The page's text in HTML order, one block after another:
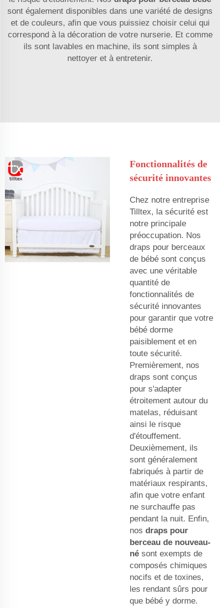
sont également disponibles dans une variété de designs
et de couleurs, afin que vous puissiez choisir celui qui
correspond à la décoration de votre nurserie. Et comme
ils sont lavables en machine, ils sont simples à
nettoyer et à entretenir.
Fonctionnalités de
sécurité innovantes
Chez notre entreprise
Tilltex, la sécurité est
notre principale
préoccupation. Nos
draps pour berceaux
de bébé sont conçus
avec une véritable
quantité de
fonctionnalités de
sécurité innovantes
pour garantir que votre
bébé dorme
paisiblement et en
toute sécurité.
Premièrement, nos
draps sont conçus
pour s'adapter
étroitement autour du
matelas, réduisant
ainsi le risque
d'étouffement.
Deuxièmement, ils
sont généralement
fabriqués à partir de
matériaux respirants,
afin que votre enfant
ne surchauffe pas
pendant la nuit. Enfin,
nos draps pour
berceau de nouveau-
né sont exempts de
composés chimiques
nocifs et de toxines,
les rendant sûrs pour
que bébé y dorme.